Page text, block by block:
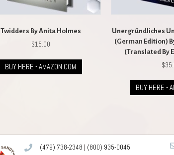
Twidders By Anita Holmes
$15.00
BUY HERE - AMAZON.COM
Unergründliches
(German Edition)
(Translated By
$
BUY HERE -
(479) 738-2348 | (800) 935-0045